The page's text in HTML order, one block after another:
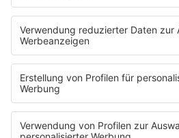
entsteht
Die IHK Reutlingen baut ein
humanoide Robotik in der
Unternehmen, Forschung und
verbinden und Innovationen